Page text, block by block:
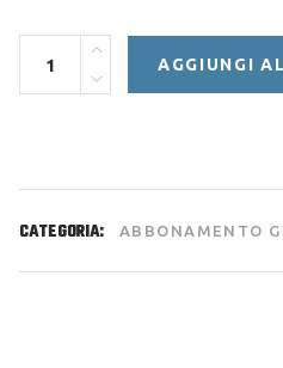
AGGIUNGI
CATEGORIA: ABBONAMENTO